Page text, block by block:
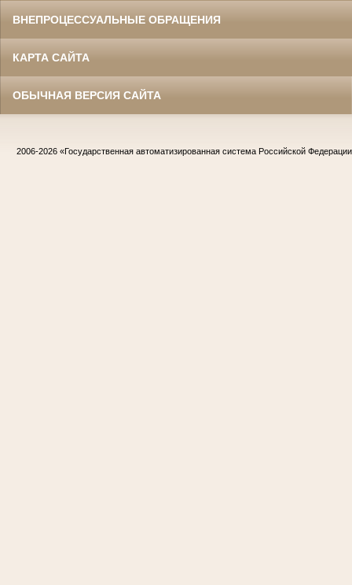
ВНЕПРОЦЕССУАЛЬНЫЕ ОБРАЩЕНИЯ
КАРТА САЙТА
ОБЫЧНАЯ ВЕРСИЯ САЙТА
2006-2026 «Государственная автоматизированная система Российской